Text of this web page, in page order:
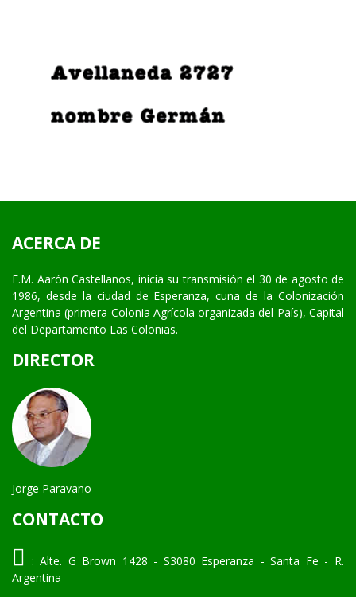
ACERCA DE
F.M. Aarón Castellanos, inicia su transmisión el 30 de agosto de
1986, desde la ciudad de Esperanza, cuna de la Colonización
Argentina (primera Colonia Agrícola organizada del País), Capital
del Departamento Las Colonias.
DIRECTOR
Jorge Paravano
CONTACTO
: Alte. G Brown 1428 - S3080 Esperanza - Santa Fe - R.
Argentina